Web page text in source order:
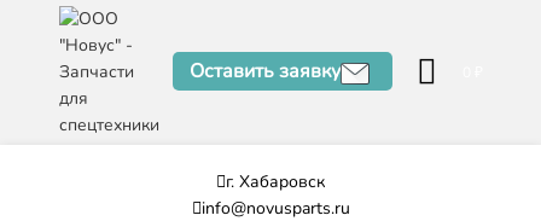
Оставить заявку
г. Хабаровск
info@novusparts.ru